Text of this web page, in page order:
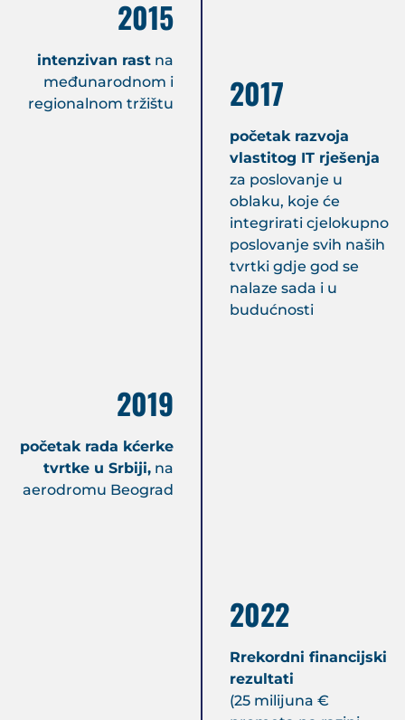
2015
intenzivan rast na
međunarodnom i
regionalnom tržištu
2019
početak rada kćerke
tvrtke u Srbiji, na
aerodromu Beograd
2017
početak razvoja
vlastitog IT rješenja
za poslovanje u
oblaku, koje će
integrirati cjelokupno
poslovanje svih naših
tvrtki gdje god se
nalaze sada i u
budućnosti
2022
Rrekordni financijski
rezultati
(25 milijuna €